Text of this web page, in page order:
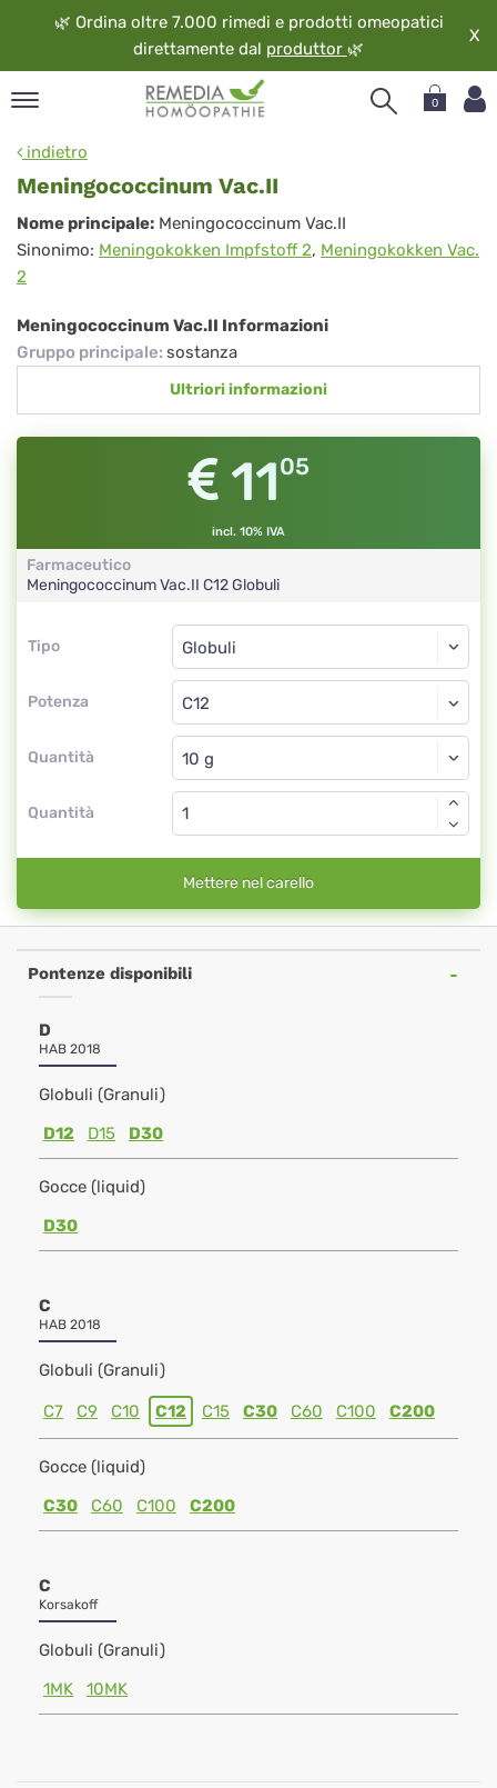
🌿 Ordina oltre 7.000 rimedi e prodotti omeopatici
direttamente dal produttor 🌿
X
0
indietro
Meningococcinum Vac.II
Meningococcinum
Vac.II
Nome principale: Meningococcinum Vac.II
Sinonimo: Meningokokken Impfstoff 2, Meningokokken Vac.
2
Meningococcinum Vac.II Informazioni
Gruppo principale: sostanza
Ultriori informazioni
1105
incl. 10% IVA
Farmaceutico
Meningococcinum Vac.II C12Globuli
Tipo
Tipo
Potenza
Globuli
C12
Quantità
Globuli
Quantità
Mettere nel carello
Pontenze disponibili
D
HAB 2018
Globuli (Granuli)
D12
D15 D30
Gocce (liquid)
D30
C
HAB 2018
Globuli (Granuli)
C7 C9 C10 C12 C15 C30 C60 C100 C200
Gocce (liquid)
C30
C60 C100 C200
C
Korsakoff
Globuli (Granuli)
1MK
10MK